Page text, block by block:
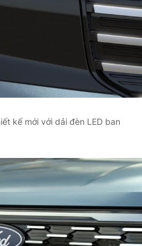
kế mới với dải đèn LED ban